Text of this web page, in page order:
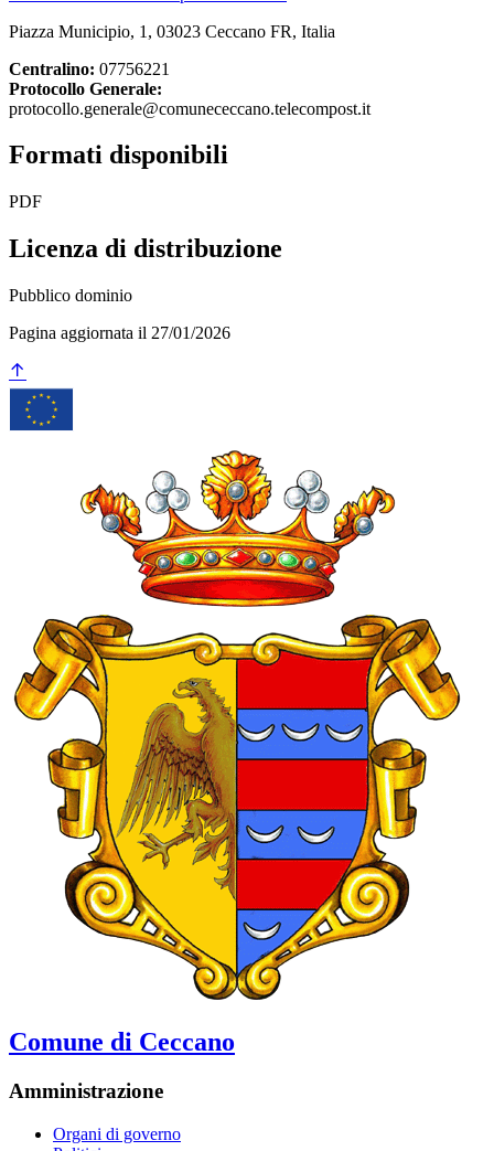
Piazza Municipio, 1, 03023 Ceccano FR, Italia
Centralino: 07756221
Protocollo Generale:
protocollo.generale@comunececcano.telecompost.it
Formati disponibili
PDF
Licenza di distribuzione
Pubblico dominio
Pagina aggiornata il 27/01/2026
Comune di Ceccano
Amministrazione
Organi di governo